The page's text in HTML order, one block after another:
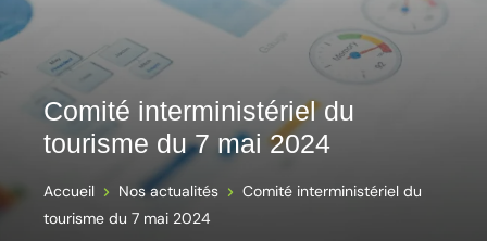
Comité interministériel du
tourisme du 7 mai 2024
Accueil Nos actualités
Comité interministériel du
tourisme du 7 mai 2024